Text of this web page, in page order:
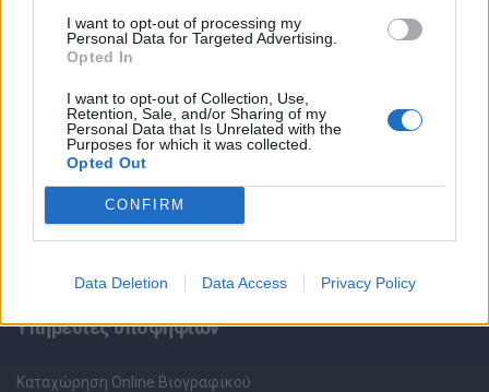
I want to opt-out of processing my
Personal Data for Targeted Advertising.
Opted In
I want to opt-out of Collection, Use,
Retention, Sale, and/or Sharing of my
Personal Data that Is Unrelated with the
Purposes for which it was collected.
Opted Out
CONFIRM
Data Deletion Data Access Privacy Policy
Θέσεις εργασίας
Όλες οι Θέσεις Εργασίας
Θέσεις Εργασίας ανά Ειδικότητα
Θέσεις Εργασίας ανά Εταιρεία
Υπηρεσίες υποψηφίων
Καταχώρηση Online Βιογραφικού